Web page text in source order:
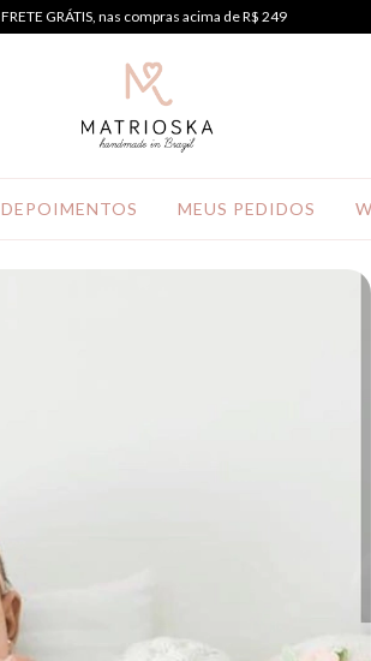
FRETE GRÁTIS, nas compras acima de R$ 249
DEPOIMENTOS MEUS PEDIDOS